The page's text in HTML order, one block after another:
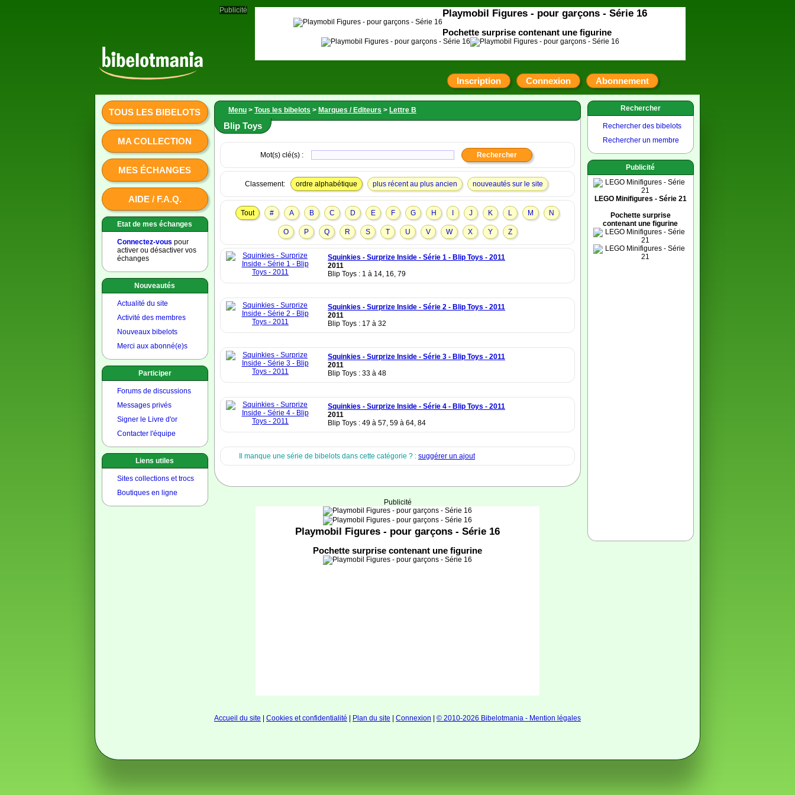
Inscription Connexion Abonnement
TOUS LES BIBELOTS
MA COLLECTION
MES ÉCHANGES
AIDE / F.A.Q.
Etat de mes échanges
Connectez-vous pour
activer ou désactiver vos
échanges
Nouveautés
Actualité du site
Activité des membres
Nouveaux bibelots
Merci aux abonné(e)s
Participer
Forums de discussions
Messages privés
Signer le Livre d'or
Contacter l'équipe
Liens utiles
Sites collections et trocs
Boutiques en ligne
Menu > Tous les bibelots > Marques / Editeurs > Lettre B
Blip Toys
Mot(s) clé(s) :
Classement: ordre alphabétique plus récent au plus ancien nouveautés sur le site
Tout # A B C D E F G H J K L M N
O P Q R S T U V W X Y Z
Squinkies - Surprize Inside - Série 1 - Blip Toys - 2011
2011
Blip Toys : 1 à 14, 16, 79
Squinkies - Surprize Inside - Série 2 - Blip Toys - 2011
2011
Blip Toys : 17 à 32
Squinkies - Surprize Inside - Série 3 - Blip Toys - 2011
2011
Blip Toys : 33 à 48
Squinkies - Surprize Inside - Série 4 - Blip Toys - 2011
2011
Blip Toys : 49 à 57, 59 à 64, 84
Il manque une série de bibelots dans cette catégorie ? : suggérer un ajout
Publicité
Playmobil Figures - pour garçons - Série 16
Pochette surprise contenant une figurine
Accueil du site Cookies et confidentialité Plan du site Connexion © 2010-2026 Bibelotmania - Mention légales
Rechercher
Rechercher des bibelots
Rechercher un membre
Publicité
LEGO Minifigures - Série 21
Pochette surprise
contenant une figurine
Publicité Playmobil Figures - pour garçons - Série 16
Pochette surprise contenant une figurine